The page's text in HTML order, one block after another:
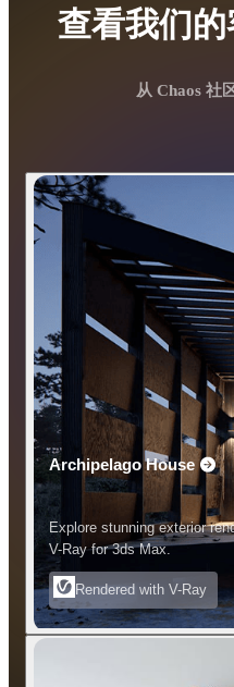
查看我们
从 Chaos 社
Archipelago House
Explore stunning exterior
V-Ray for 3ds Max.
Rendered with V-Ray